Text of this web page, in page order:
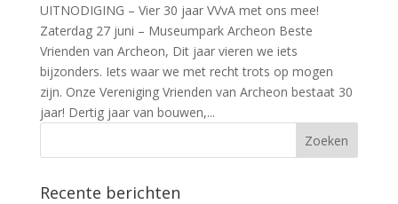
UITNODIGING – Vier 30 jaar VVvA met ons mee!
Zaterdag 27 juni – Museumpark Archeon Beste
Vrienden van Archeon, Dit jaar vieren we iets
bijzonders. Iets waar we met recht trots op mogen
zijn. Onze Vereniging Vrienden van Archeon bestaat 30
jaar! Dertig jaar van bouwen,...
Recente berichten